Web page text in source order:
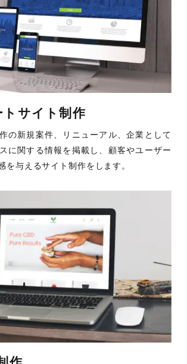
トサイト制作
の新規案件、リニューアル、企業として
に関する情報を掲載し、顧客やユーザー
を与えるサイト制作をします。